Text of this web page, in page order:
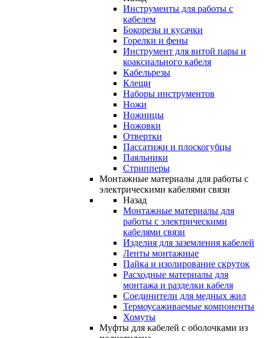
Инструменты для работы с
кабелем
Бокорезы и кусачки
Горелки и фены
Инструмент для витой пары и
коаксиального кабеля
Кабельрезы
Клещи
Наборы инструментов
Ножи
Ножницы
Ножовки
Отвертки
Пассатижи и плоскогубцы
Паяльники
Стрипперы
Монтажные материалы для работы с
электрическими кабелями связи
Назад
Монтажные материалы для
работы с электрическими
кабелями связи
Изделия для заземления кабелей
Ленты монтажные
Пайка и изолирование скруток
Расходные материалы для
монтажа и разделки кабеля
Соединители для медных жил
Термоусаживаемые компоненты
Хомуты
Муфты для кабелей с оболочками из